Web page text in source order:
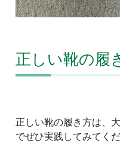
正しい靴の履
正しい靴の履き方は、
でぜひ実践してみてくだ